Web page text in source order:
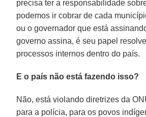
precisa ter a responsabilidade
podemos ir cobrar de cada
ou o governador que está
governo assina, é seu papel
processos internos dentro do país.
E o país não está fazendo isso?
Não, está violando diretrizes da
para a polícia, para os povos